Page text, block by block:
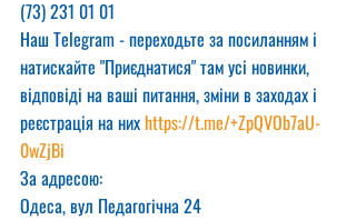
(73) 231 01 01
Наш Telegram - переходьте за посиланням і
натискайте "Приєднатися" там усі новинки,
відповіді на ваші питання, зміни в заходах і
реєстрація на них https://t.me/+ZpQVOb7aU-
0wZjBi
За адресою:
Одеса, вул Педагогічна 24